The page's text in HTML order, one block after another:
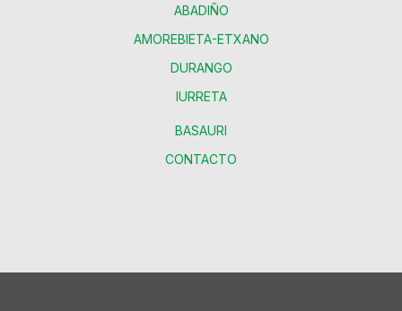
ABADIÑO
AMOREBIETA-ETXANO
DURANGO
IURRETA
BASAURI
CONTACTO